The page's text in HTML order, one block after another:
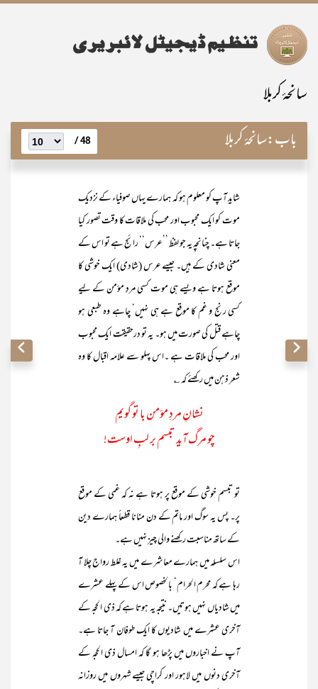
سانحۂ کربلا
باب:سانحۂ کربلا 48 /
شاید آپ کو معلوم ہو کہ ہمارے یہاں صوفیاء کے نزدیک
موت کو ایک محبوب اور محب کی ملاقات کا وقت تصور کیا
جاتا ہے۔ چنانچہ یہ جو لفظ ’’عرس‘‘ رائج ہے تو اس کے
معنی شادی کے ہیں۔ جیسے عرس (شادی) ایک خوشی کا
موقع ہوتا ہے ویسے ہی موت کسی مردِ مؤمن کے لیے
کسی رنج و غم کا موقع ہے ہی نہیں‘ چاہے وہ طبعی ہو
چاہے قتل کی صورت میں ہو۔ یہ تو درحقیقت ایک محبوب
اور محب کی ملاقات ہے ۔اس پہلو سے علامہ اقبال کا وہ
شعر ذہن میں رکھئے کہ ؎
نشانِ مردِ مؤمن با تو گویم
چو مرگ آید تبسم بر لبِ اوست!
تو تبسم خوشی کے موقع پر ہوتا ہے نہ کہ غمی کے موقع
پر۔ پس یہ سوگ اور ماتم کے دن منانا قطعاً ہمارے دین
کے ساتھ مناسبت رکھنے والی چیز نہیں ہے۔
اس سلسلہ میں ہمارے معاشرے میں یہ غلط رواج چلا آ
رہا ہے کہ محرم الحرام‘ بالخصوص اس کے پہلے عشرے
میں شادیاں نہیں ہوتیں۔ نتیجہ یہ ہوتا ہے کہ ذی الحجہ کے
آخری عشرے میں شادیوں کا ایک طوفان آ جاتا ہے۔
آپ نے اخباروں میں پڑھا ہو گا کہ امسال ذی الحجہ کے
آخری دنوں میں لاہور اور کراچی جیسے شہروں میں روزانہ